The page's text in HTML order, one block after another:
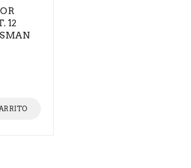
12